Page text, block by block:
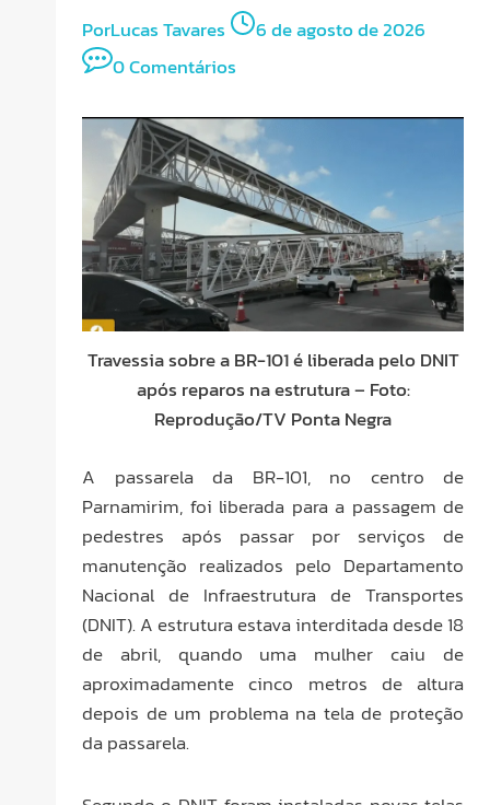
PorLucas Tavares
6 de agosto de 2026
0 Comentários
Travessia sobre a BR-101 é liberada pelo DNIT
após reparos na estrutura – Foto:
Reprodução/TV Ponta Negra
A passarela da BR-101, no centro de
Parnamirim, foi liberada para a passagem de
pedestres após passar por serviços de
manutenção realizados pelo Departamento
Nacional de Infraestrutura de Transportes
(DNIT). A estrutura estava interditada desde 18
de abril, quando uma mulher caiu de
aproximadamente cinco metros de altura
depois de um problema na tela de proteção
da passarela.